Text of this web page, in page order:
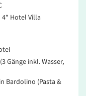
Hotel Villa
Gänge inkl. Wasser,
Bardolino (Pasta &